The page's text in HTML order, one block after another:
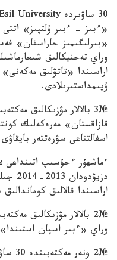
«ءبىز – ءبىر ۇلتپىز»
«بىرلىگىمىز جاراسقان»
وراي تەحنيكالىق
اراسىندا «تاتۋلىق
ۇيىمداستىرىلادى.
№3 بالالار مۋزىكالىق
اسفالتتاعى سۋرەتتەر
اراسىندا قالالىق
№2 بالالار مۋزىكالىق
وراي «ءبىر اسپان